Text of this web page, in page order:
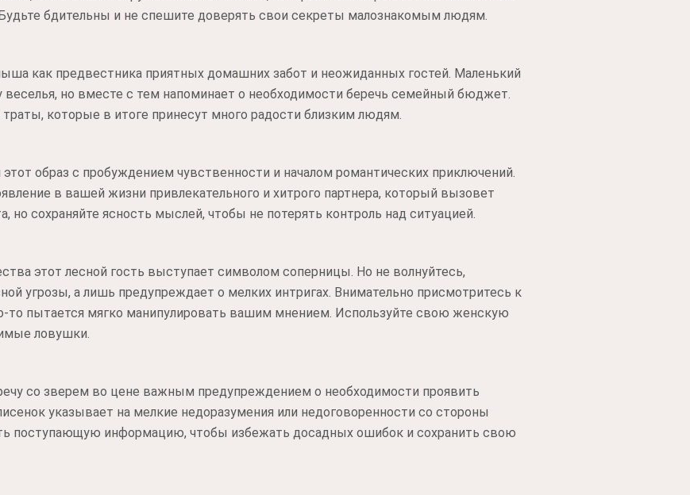
бдительны и не спешите доверять свои секреты малознакомым людям.
как предвестника приятных домашних забот и неожиданных гостей. Маленький
но вместе с тем напоминает о необходимости беречь семейный бюджет.
которые в итоге принесут много радости близким людям.
образ с пробуждением чувственности и началом романтических приключений.
в вашей жизни привлекательного и хитрого партнера, который вызовет
но сохраняйте ясность мыслей, чтобы не потерять контроль над ситуацией.
этот лесной гость выступает символом соперницы. Но не волнуйтесь,
угрозы, а лишь предупреждает о мелких интригах. Внимательно присмотритесь к
то пытается мягко манипулировать вашим мнением. Используйте свою женскую
ловушки.
со зверем во цене важным предупреждением о необходимости проявить
указывает на мелкие недоразумения или недоговоренности со стороны
поступающую информацию, чтобы избежать досадных ошибок и сохранить свою